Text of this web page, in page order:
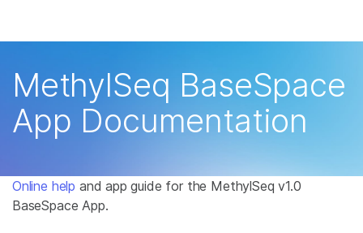
学习
公司
支持
MethylSeq BaseSpace
App Documentation
Online help and app guide for the MethylSeq v1.0
BaseSpace App.
癌症研究
微生物学
农业基因组学
临床肿瘤学
生殖健康
遗传病和罕见病